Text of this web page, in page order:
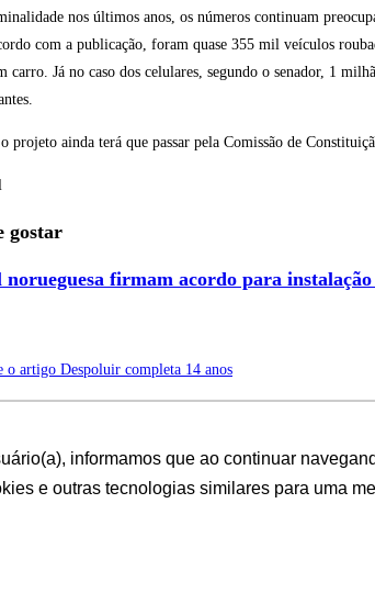
informamos que ao continuar
e outras tecnologias similares para uma
nos últimos anos, os números continuam
com a publicação, foram quase 355 mil veículos
Já no caso dos celulares, segundo o senador, 1
projeto ainda terá que passar pela Comissão de
gostar
norueguesa firmam acordo para